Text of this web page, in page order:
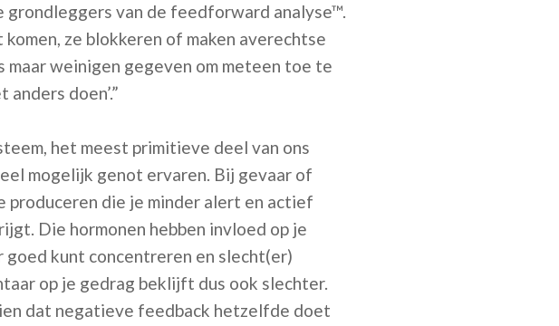
grondleggers van de feedforward analyse™.
ze blokkeren of maken averechtse
weinigen gegeven om meteen toe te
doen’.”
het meest primitieve deel van ons
mogelijk genot ervaren. Bij gevaar of
die je minder alert en actief
Die hormonen hebben invloed op je
kunt concentreren en slecht(er)
op je gedrag beklijft dus ook slechter.
dat negatieve feedback hetzelfde doet